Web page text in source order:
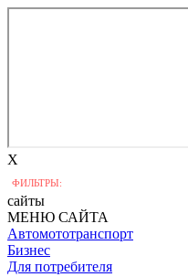
X
ФИЛЬТРЫ:
сайты
МЕНЮ САЙТА
Автомототранспорт
Бизнес
Для потребителя